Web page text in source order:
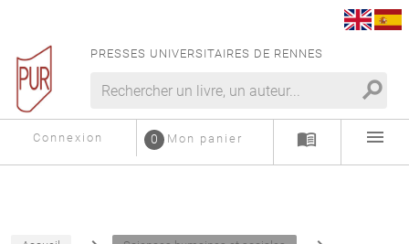
PRESSES UNIVERSITAIRES DE RENNES
search
Connexion Mon panier
0 menu_book menu